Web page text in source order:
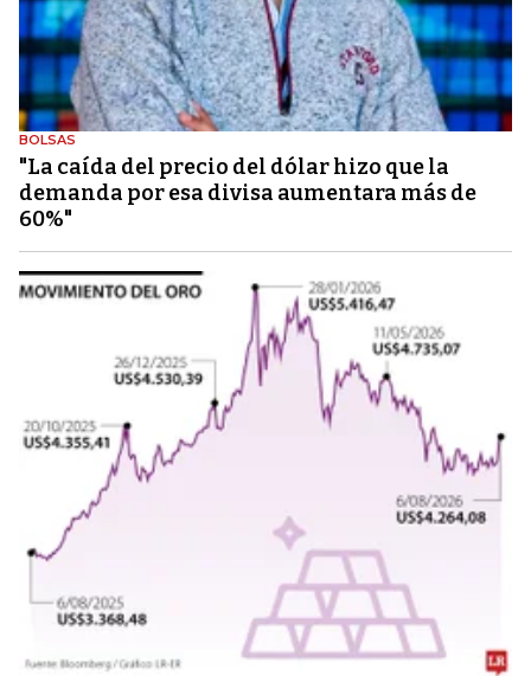
BOLSAS
"La caída del precio del dólar hizo que la
demanda por esa divisa aumentara más de
60%"